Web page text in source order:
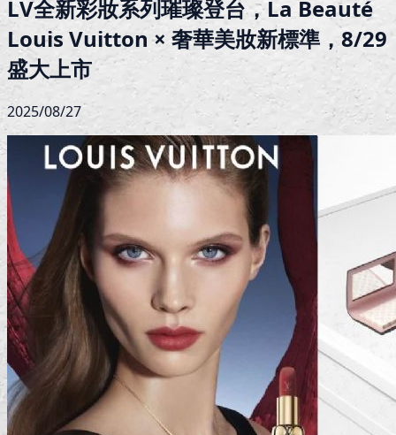
LV全新彩妝系列璀璨登台，La Beauté
Louis Vuitton × 奢華美妝新標準，8/29
盛大上市
2025/08/27